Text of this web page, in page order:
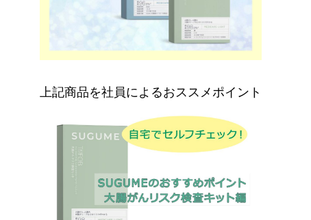
上記商品を社員によるおススメポイント